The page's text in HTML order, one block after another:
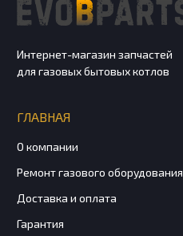
Интернет-магазин запчастей
для газовых бытовых котлов
ГЛАВНАЯ
О компании
Ремонт газового оборудования
Доставка и оплата
Гарантия